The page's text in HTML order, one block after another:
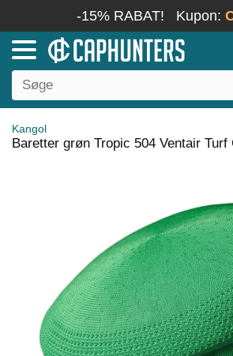
-15% RABAT! Kupon:
Kangol
Baretter grøn Tropic 504 Ventair Turf